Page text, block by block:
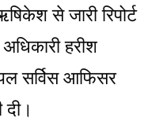
से जारी रिपोर्ट
हरीश
सर्विस आफिसर